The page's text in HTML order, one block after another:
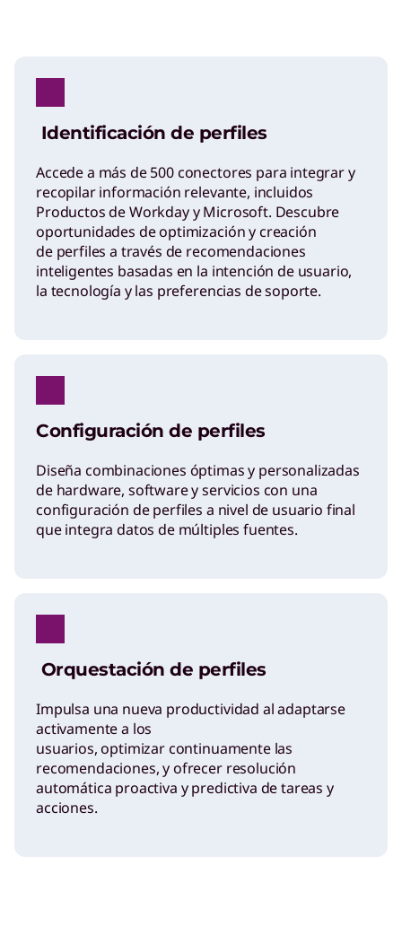
Identificación de perfiles
Accede a más de 500 conectores para integrar y
recopilar información relevante, incluidos
Productos de Workday y Microsoft. Descubre
oportunidades de optimización y creación
de perfiles a través de recomendaciones
inteligentes basadas en la intención de usuario,
la tecnología y las preferencias de soporte.
Configuración de perfiles
Diseña combinaciones óptimas y personalizadas
de hardware, software y servicios con una
configuración de perfiles a nivel de usuario final
que integra datos de múltiples fuentes.
Orquestación de perfiles
Impulsa una nueva productividad al adaptarse
activamente a los
usuarios, optimizar continuamente las
recomendaciones, y ofrecer resolución
automática proactiva y predictiva de tareas y
acciones.